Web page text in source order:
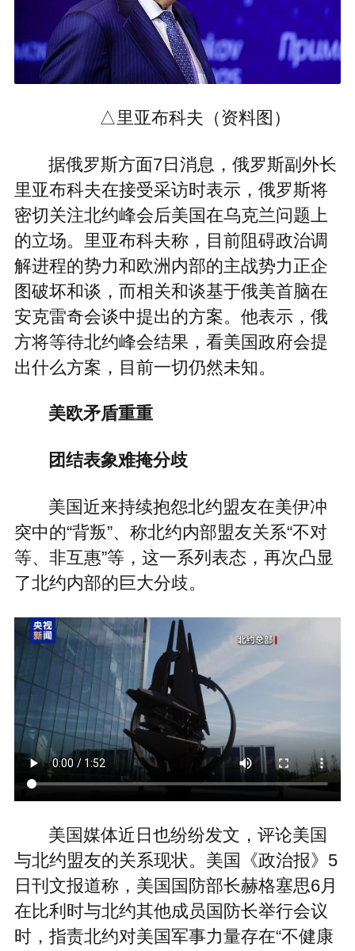
△里亚布科夫（资料图）
据俄罗斯方面7日消息，俄罗斯副外长
里亚布科夫在接受采访时表示，俄罗斯将
密切关注北约峰会后美国在乌克兰问题上
的立场。里亚布科夫称，目前阻碍政治调
解进程的势力和欧洲内部的主战势力正企
图破坏和谈，而相关和谈基于俄美首脑在
安克雷奇会谈中提出的方案。他表示，俄
方将等待北约峰会结果，看美国政府会提
出什么方案，目前一切仍然未知。
美欧矛盾重重
团结表象难掩分歧
美国近来持续抱怨北约盟友在美伊冲
突中的“背叛”、称北约内部盟友关系“不对
等、非互惠”等，这一系列表态，再次凸显
了北约内部的巨大分歧。
美国媒体近日也纷纷发文，评论美国
与北约盟友的关系现状。美国《政治报》5
日刊文报道称，美国国防部长赫格塞思6月
在比利时与北约其他成员国防长举行会议
时，指责北约对美国军事力量存在“不健康